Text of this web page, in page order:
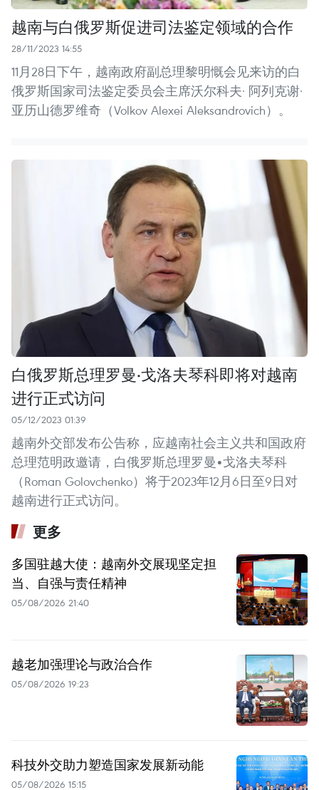
越南与白俄罗斯促进司法鉴定领域的合作
28/11/2023 14:55
11月28日下午，越南政府副总理黎明慨会见来访的白
俄罗斯国家司法鉴定委员会主席沃尔科夫· 阿列克谢·
亚历山德罗维奇（Volkov Alexei Aleksandrovich）。
白俄罗斯总理罗曼·戈洛夫琴科即将对越南
进行正式访问
05/12/2023 01:39
越南外交部发布公告称，应越南社会主义共和国政府
总理范明政邀请，白俄罗斯总理罗曼•戈洛夫琴科
（Roman Golovchenko）将于2023年12月6日至9日对
越南进行正式访问。
更多
多国驻越大使：越南外交展现坚定担
当、自强与责任精神
05/08/2026 21:40
越老加强理论与政治合作
05/08/2026 19:23
科技外交助力塑造国家发展新动能
05/08/2026 15:15